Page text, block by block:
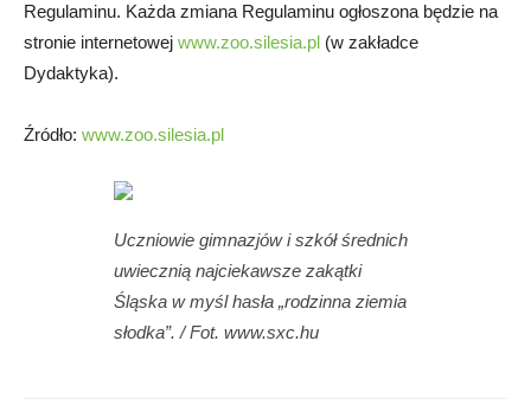
Regulaminu. Każda zmiana Regulaminu ogłoszona będzie na
stronie internetowej www.zoo.silesia.pl (w zakładce
Dydaktyka).
Źródło: www.zoo.silesia.pl
Uczniowie gimnazjów i szkół średnich
uwiecznią najciekawsze zakątki
Śląska w myśl hasła „rodzinna ziemia
słodka”. / Fot. www.sxc.hu